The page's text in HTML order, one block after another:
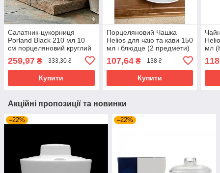
Салатник-цукорниця
Porland Black 210 мл 10
см порцеляновий круглий
259,97 ₴ 333,30 ₴
Купити
Порцеляновий Чашка
Helios для чаю та кави 150
мл і блюдце (2 предмети)
107,64₴ 138 ₴
Купити
мл
Акційні пропозиції та новинки
–22% –22%